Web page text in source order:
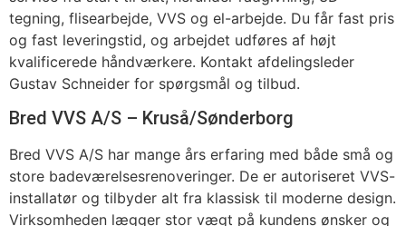
tegning, flisearbejde, VVS og el-arbejde. Du får fast pris
og fast leveringstid, og arbejdet udføres af højt
kvalificerede håndværkere. Kontakt afdelingsleder
Gustav Schneider for spørgsmål og tilbud.
Bred VVS A/S – Kruså/Sønderborg
Bred VVS A/S har mange års erfaring med både små og
store badeværelsesrenoveringer. De er autoriseret VVS-
installatør og tilbyder alt fra klassisk til moderne design.
Virksomheden lægger stor vægt på kundens ønsker og